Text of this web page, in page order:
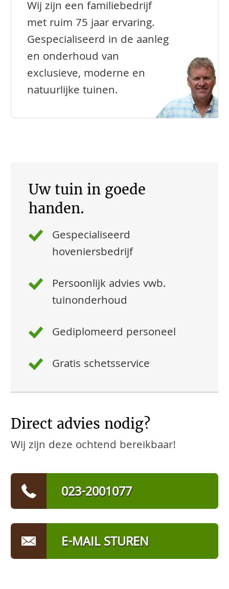
Wij zijn een familiebedrijf
met ruim 75 jaar ervaring.
Gespecialiseerd in de aanleg
en onderhoud van
exclusieve, moderne en
natuurlijke tuinen.
Uw tuin in goede
handen.
Gespecialiseerd
hoveniersbedrijf
Persoonlijk advies vwb.
tuinonderhoud
Gediplomeerd personeel
Gratis schetsservice
Direct advies nodig?
Wij zijn deze ochtend bereikbaar!
023-2001077
E-MAIL STUREN